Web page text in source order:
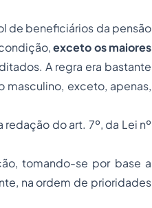
de beneficiários da pensão
exceto os maiores
A regra era bastante
masculino, exceto, apenas,
redação do art. 7º, da Lei nº
tomando-se por base a
na ordem de prioridades